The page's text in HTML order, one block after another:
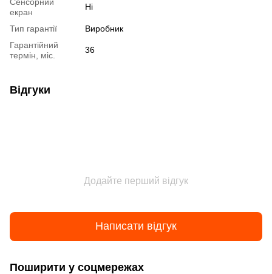
екран
Ні
Тип гарантії
Виробник
Гарантійний
термін, міс.
36
Відгуки
Додайте перший відгук
Написати відгук
Поширити у соцмережах